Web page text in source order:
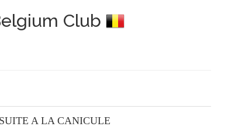
Club
A LA CANICULE